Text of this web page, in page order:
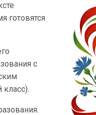
готовятся
с
класс).